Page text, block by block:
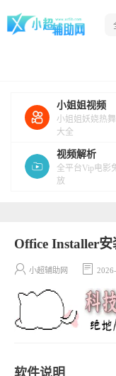
小姐姐视频
小姐姐妖娆热
大全
视频解析
全平台Vip电影
放
Office Installer
小超辅助网